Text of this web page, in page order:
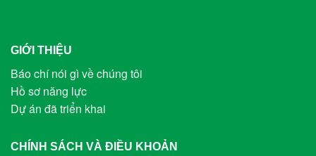
GIỚI THIỆU
Báo chí nói gì về chúng tôi
Hồ sơ năng lực
Dự án đã triển khai
CHÍNH SÁCH VÀ ĐIỀU KHOẢN